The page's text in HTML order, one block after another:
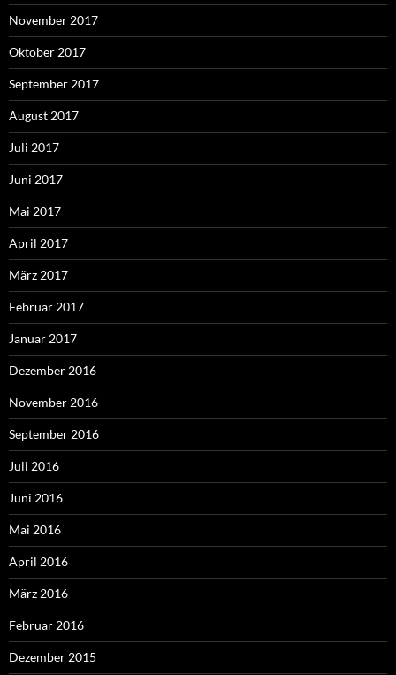
November 2017
Oktober 2017
September 2017
August 2017
Juli 2017
Juni 2017
Mai 2017
April 2017
März 2017
Februar 2017
Januar 2017
Dezember 2016
November 2016
September 2016
Juli 2016
Juni 2016
Mai 2016
April 2016
März 2016
Februar 2016
Dezember 2015